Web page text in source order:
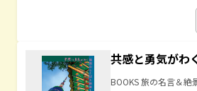
共感と勇気がわ
BOOKS 旅の名言＆絶